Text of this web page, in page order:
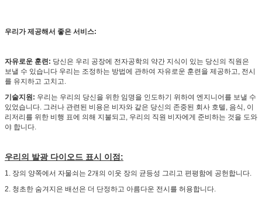
우리가 제공해서 좋은 서비스:
자유로운 훈련: 당신은 우리 공장에 전자공학의 약간 지식이 있는 당신의 직원은
보낼 수 있습니다 우리는 조정하는 방법에 관하여 자유로운 훈련을 제공하고, 전시
를 유지하고 고치고.
기술지원: 우리는 우리의 당신을 위한 임명을 인도하기 위하여 엔지니어를 보낼 수
있었습니다. 그러나 관련된 비용은 비자와 같은 당신의 존중된 회사 호텔, 음식, 이
리저리를 위한 비행 표에 의해 지불되고, 우리의 직원 비자에게 준비하는 것을 도와
야 합니다.
우리의 발광 다이오드 표시 이점:
1. 장의 양쪽에서 자물쇠는 2개의 이웃 장의 균등성 그리고 편평함에 공헌합니다.
2. 청초한 숨겨지은 배선은 더 단정하고 아름다운 전시를 허용합니다.